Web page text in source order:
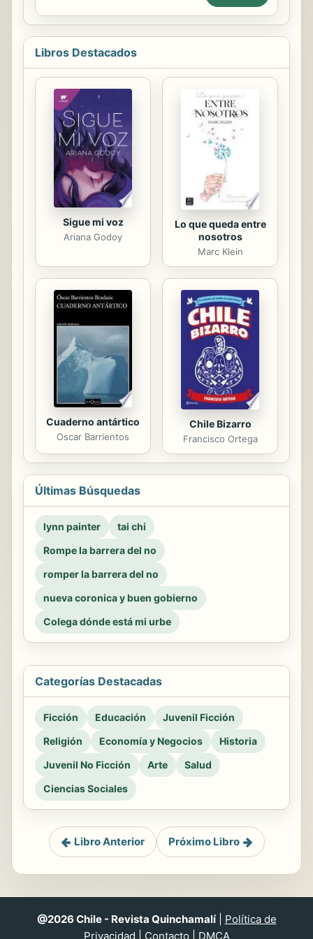
incluso buena parte de la poesía
occidental,...
Encontraba las Respuestas, Fue
hasta junio de 1976 en que Me
Filosófica Espiritual FRAY MARTIN DE
PORRES, donde Se Imparten
CATEDRAS ESPIRITUALES Los Días
Domingos, Irradiadas por GRANDES
MAESTROS. Nuestro SEÑOR JESUS,
Nos Decía y Repetía, Búsquenme
Adentro de Ustedes, Allí Estoy,
Afuera Nunca Me Van a Encontrar,
Empecé a ORAR, a MEDITAR y Tratar
...
Libros Destacados
Sigue mi voz
Ariana Godoy
Lo que queda entre
nosotros
Marc Klein
Cuaderno antártico
Oscar Barrientos
Chile Bizarro
Francisco Ortega
Últimas Búsquedas
lynn painter
tai chi
Rompe la barrera del no
romper la barrera del no
nueva coronica y buen gobierno
Colega dónde está mi urbe
Categorías Destacadas
Ficción Educación
Juvenil Ficción
Religión
Economía y Negocios
Historia
Juvenil No Ficción
Arte
Salud
Ciencias Sociales
Libro Anterior Próximo Libro
@2026 Chile - Revista Quinchamalí| Política de
Privacidad
Contacto DMCA